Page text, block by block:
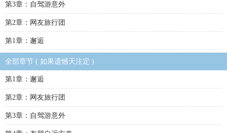
第3章：自驾游意外
第2章：网友旅行团
第1章：邂逅
全部章节 ( 如果遗憾天注定 )
第1章：邂逅
第2章：网友旅行团
第3章：自驾游意外